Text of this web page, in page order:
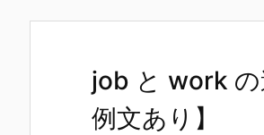
job と work の
例文あり】